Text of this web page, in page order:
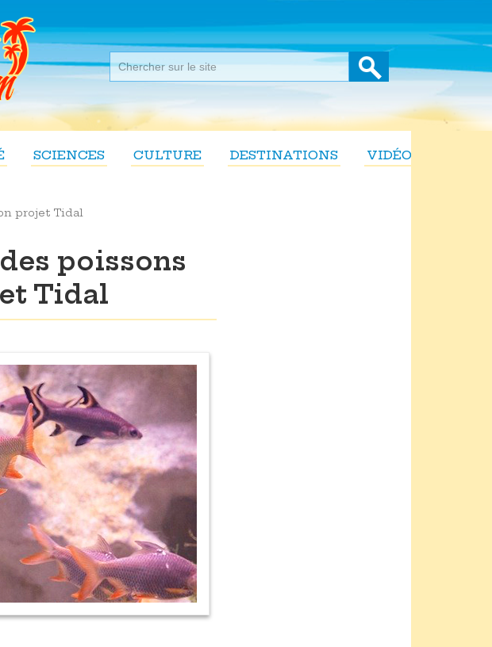
SCIENCES CULTURE DESTINATIONS VIDÉOS
projet Tidal
poissons
Tidal